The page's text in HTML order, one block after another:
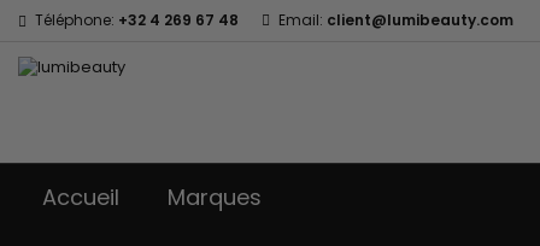
Téléphone: +32 4 269 67 48 Email: client@lumibeauty.com
Accueil Marques